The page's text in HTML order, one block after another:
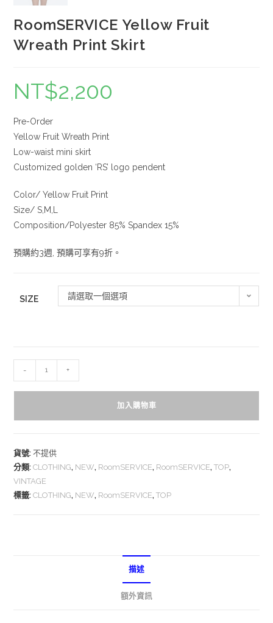
RoomSERVICE Yellow Fruit
Wreath Print Skirt
NT$2,200
Pre-Order
Yellow Fruit Wreath Print
Low-waist mini skirt
Customized golden ‘RS’ logo pendent
Color/ Yellow Fruit Print
Size/ S,M,L
Composition/Polyester 85% Spandex 15%
預購約3週, 預購可享有9折。
SIZE 請選取一個選項
- +
加入購物車
貨號:不提供
分類:CLOTHING, NEW, RoomSERVICE, RoomSERVICE,TOP,
VINTAGE
標籤:CLOTHING, NEW, RoomSERVICE,TOP
描述
額外資訊